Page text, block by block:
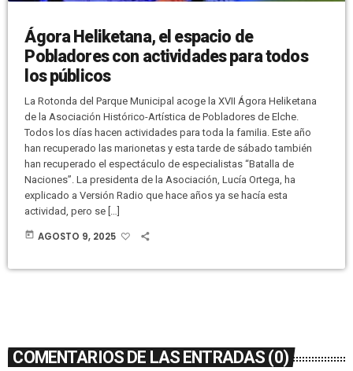
Ágora Heliketana, el espacio de
Pobladores con actividades para todos
los públicos
La Rotonda del Parque Municipal acoge la XVII Ágora Heliketana
de la Asociación Histórico-Artística de Pobladores de Elche.
Todos los días hacen actividades para toda la familia. Este año
han recuperado las marionetas y esta tarde de sábado también
han recuperado el espectáculo de especialistas “Batalla de
Naciones”. La presidenta de la Asociación, Lucía Ortega, ha
explicado a Versión Radio que hace años ya se hacía esta
actividad, pero se […]
today AGOSTO 9, 2025
COMENTARIOS DE LAS ENTRADAS (0)